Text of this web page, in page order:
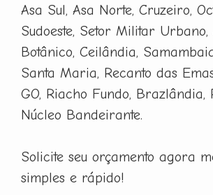
Asa Sul, Asa Norte, Cruzeiro,
Sudoeste, Setor Militar
Botânico, Ceilândia,
Santa Maria, Recanto das
GO, Riacho Fundo, Brazlândia,
Núcleo Bandeirante.
Solicite seu orçamento agora
simples e rápido!